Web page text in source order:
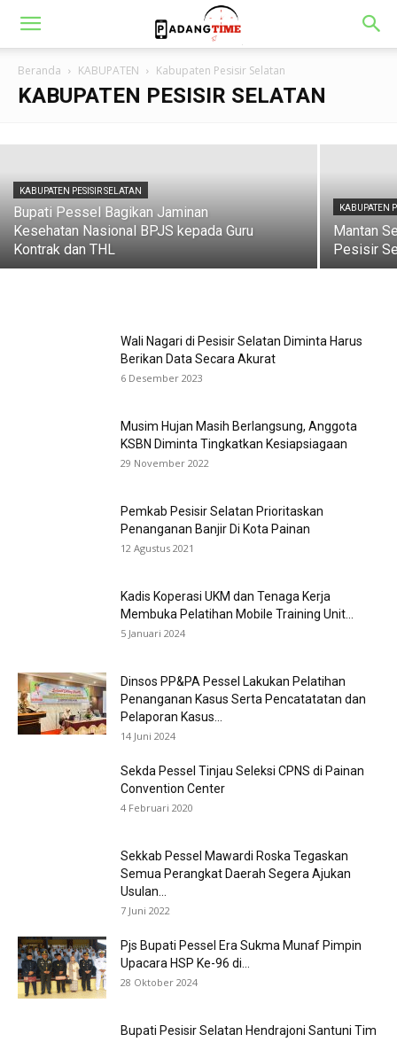
Beranda KABUPATEN Kabupaten Pesisir Selatan
KABUPATEN PESISIR SELATAN
Serahkan Mobil Rescue, Perahu Karet
Dan Mesin Tempel
KABUPATEN PESISIR SELATAN
Bupati Pessel Bagikan Jaminan
Kesehatan Nasional BPJS kepada Guru
Kontrak dan THL
KABUPATEN
Mantan
Pesisir
Wali Nagari di Pesisir Selatan Diminta Harus
Berikan Data Secara Akurat
6 Desember 2023
Musim Hujan Masih Berlangsung, Anggota
KSBN Diminta Tingkatkan Kesiapsiagaan
29 November 2022
Pemkab Pesisir Selatan Prioritaskan
Penanganan Banjir Di Kota Painan
12 Agustus 2021
Kadis Koperasi UKM dan Tenaga Kerja
Membuka Pelatihan Mobile Training Unit...
5 Januari 2024
Dinsos PP&PA Pessel Lakukan Pelatihan
Penanganan Kasus Serta Pencatatatan dan
Pelaporan Kasus...
14 Juni 2024
Sekda Pessel Tinjau Seleksi CPNS di Painan
Convention Center
4 Februari 2020
Sekkab Pessel Mawardi Roska Tegaskan
Semua Perangkat Daerah Segera Ajukan
Usulan...
7 Juni 2022
Pjs Bupati Pessel Era Sukma Munaf Pimpin
Upacara HSP Ke-96 di...
28 Oktober 2024
Bupati Pesisir Selatan Hendrajoni Santuni Tim